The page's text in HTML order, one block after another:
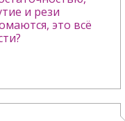
и рези
это всё